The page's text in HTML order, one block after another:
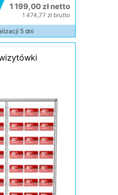
1 199,00 zł netto
1 474,77 zł brutto
5 dni